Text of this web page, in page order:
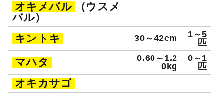
オキメバル
（ウスメ
バル）
キントキ
30～42cm
1～5
匹
マハタ
0.60～1.2
0kg
0～1
匹
オキカサゴ